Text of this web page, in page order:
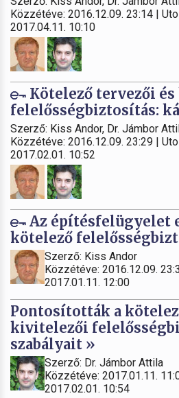
Közzétéve: 2016.12.09. 23:14 |
2017.04.11. 10:10
Kötelező tervezői
felelősségbiztosítás:
Szerző: Kiss Andor, Dr. Jámbor
Közzétéve: 2016.12.09. 23:29 |
2017.02.01. 10:52
Az építésfelügyelet
kötelező
Szerző: Kiss Andor
Közzétéve: 2016.12.09.
2017.01.11. 12:00
Pontosították a
kivitelezői
szabályait »
Szerző: Dr. Jámbor Attila
Közzétéve: 2017.01.11.
2017.02.01. 10:54